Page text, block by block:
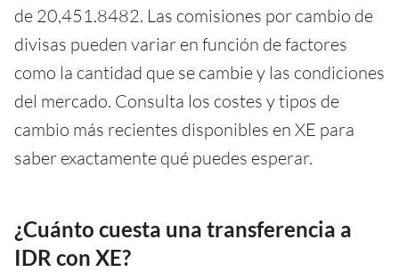
de 20,451.8482. Las comisiones por cambio de
divisas pueden variar en función de factores
como la cantidad que se cambie y las condiciones
del mercado. Consulta los costes y tipos de
cambio más recientes disponibles en XE para
saber exactamente qué puedes esperar.
¿Cuánto cuesta una transferencia a
IDR con XE?